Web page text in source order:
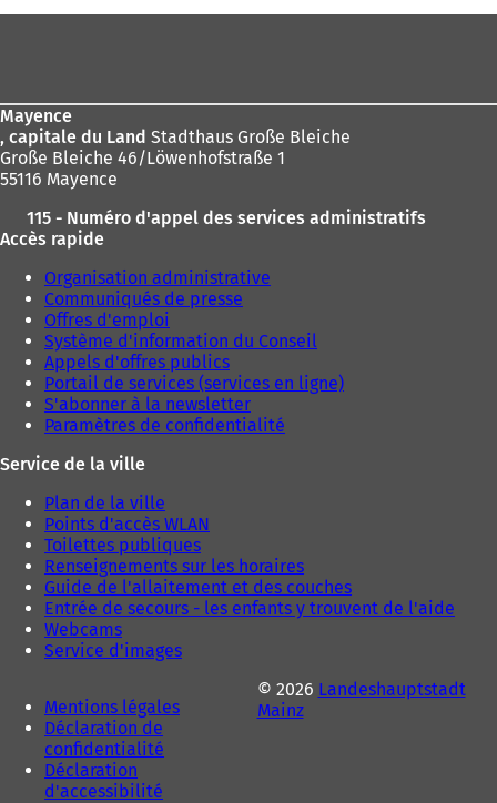
:
Mayence
, capitale du Land Stadthaus Große Bleiche
Große Bleiche 46/Löwenhofstraße 1
55116 Mayence
115 - Numéro d'appel des services administratifs
Accès rapide
Organisation administrative
Communiqués de presse
Offres d'emploi
Système d'information du Conseil
Appels d'offres publics
Portail de services (services en ligne)
S'abonner à la newsletter
Paramètres de confidentialité
Service de la ville
Plan de la ville
Points d'accès WLAN
Toilettes publiques
Renseignements sur les horaires
Guide de l'allaitement et des couches
Entrée de secours - les enfants y trouvent de l'aide
Webcams
Service d'images
Mentions légales
Déclaration de
confidentialité
Déclaration
d'accessibilité
© 2026 Landeshauptstadt
Mainz